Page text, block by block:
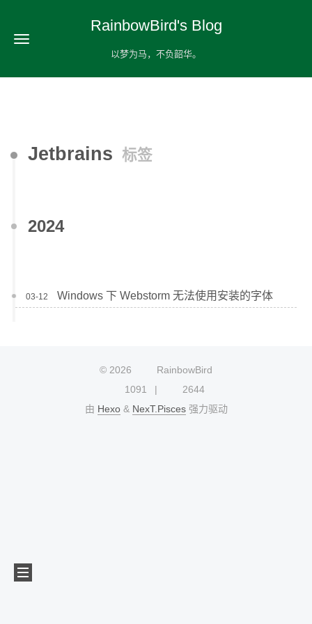
RainbowBird's Blog
以梦为马，不负韶华。
Jetbrains 标签
2024
03-12 Windows 下 Webstorm 无法使用安装的字体
© 2026
RainbowBird
1091
2644
由 Hexo& NexT.Pisces强力驱动